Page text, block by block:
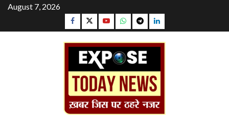
Skip
content
August 7, 2026
Facebook
TwitterYouTubeWhatsapp
TelegramLinkedin